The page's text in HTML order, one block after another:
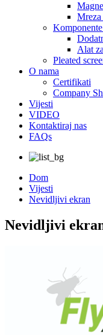
Alat
Pleated
O nama
Certifikati
Company
Vijesti
VIDEO
Kontaktiraj nas
FAQs
Dom
Vijesti
Nevidljivi ekran
Nevidljivi